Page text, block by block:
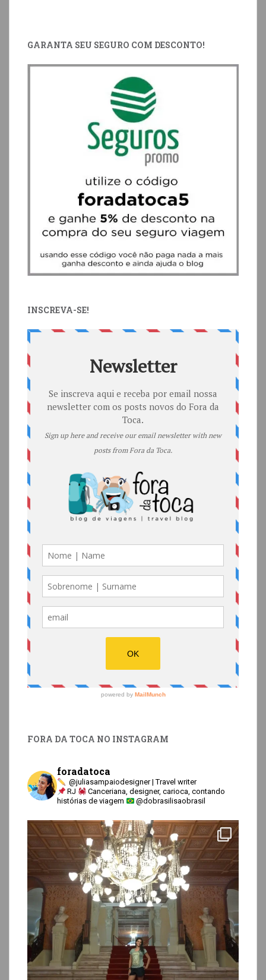
GARANTA SEU SEGURO COM DESCONTO!
INSCREVA-SE!
FORA DA TOCA NO INSTAGRAM
foradatoca
@juliasampaiodesigner | Travel writer
RJ
Canceriana, designer, carioca, contando
histórias de viagem
@dobrasilisaobrasil